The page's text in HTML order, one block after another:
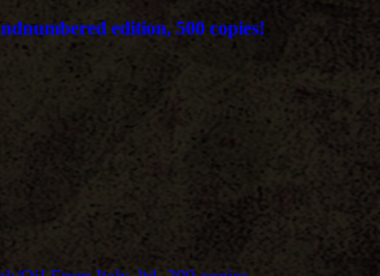
edition, 500 copies!